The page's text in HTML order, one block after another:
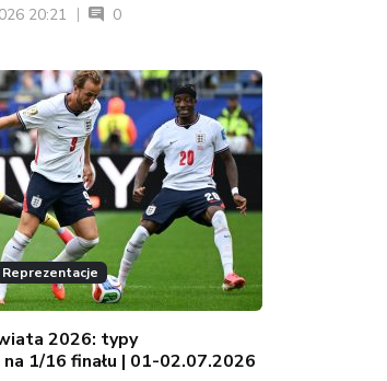
20:21 0
Reprezentacje
2026: typy
1/16 finału | 01-02.07.2026